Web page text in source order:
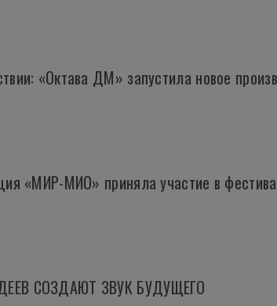
«Октава ДМ» запустила новое
«МИР-МИО» приняла участие в
СОЗДАЮТ ЗВУК БУДУЩЕГО